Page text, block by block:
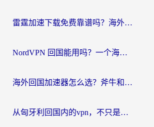
雷霆加速下载免费靠谱吗？海外党选回国加速器的避坑指南（附热门工具对比）
NordVPN 回国能用吗？一个海外用户必须面对的真实困境
海外回国加速器怎么选？斧牛和海龟哪个好？一篇帮你避开坑的实用指南
从匈牙利回国内的vpn，不只是为了刷剧那么简单